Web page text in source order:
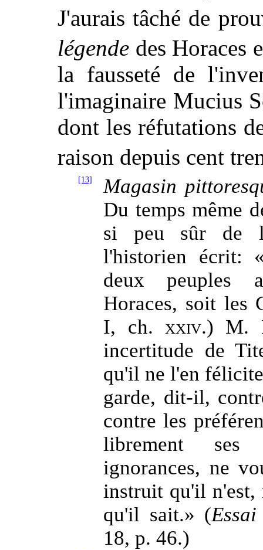
J'aurais tâché de
légende des Horaces
la fausseté de
l'imaginaire Mucius
dont les réfutations
raison depuis cent
[13]
Magasin
Du temps même
si peu sûr de
l'historien écrit:
deux peuples
Horaces, soit les
I, ch.xxiv.) M.
incertitude de
qu'il ne l'en
garde, dit-il,
contre les
librement
ignorances, ne
instruit qu'il n'est,
qu'il sait.» (
18, p. 46.)